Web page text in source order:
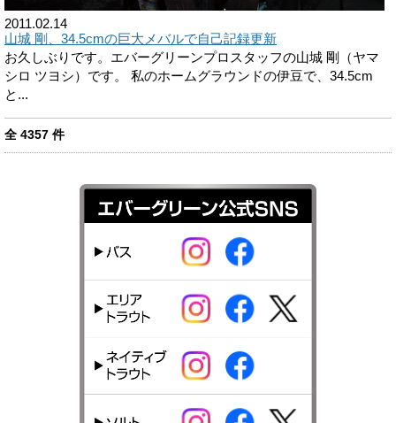
2011.02.14
山城 剛、34.5cmの巨大メバルで自己記録更新
お久しぶりです。エバーグリーンプロスタッフの山城 剛（ヤマ
シロ ツヨシ）です。 私のホームグラウンドの伊豆で、34.5cm
と...
全 4357 件